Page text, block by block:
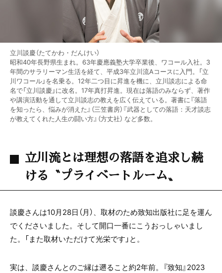
立川談慶（たてかわ・だんけい）
昭和40年長野県生まれ。63年慶應義塾大学卒業後、ワコール入社。3
年間のサラリーマン生活を経て、平成3年立川流Aコースに入門。「立
川ワコール」を名乗る。12年二つ目に昇進を機に、立川談志による命
名で「立川談慶」に改名。17年真打昇進。現在は落語のみならず、著作
や講演活動を通して立川談志の教えを広く伝えている。著書に『落語
を知ったら、悩みが消えた』（三笠書房）『武器としての落語：天才談志
が教えてくれた人生の闘い方』（方丈社） など多数。
立川流とは理想の落語を追求し続
ける〝プライベートルーム〟
談慶さんは10月28日（月）、取材のため致知出版社に足を運ん
でくださいました。そして開口一番にこうおっしゃいまし
た。「また取材いただけて光栄です」と。
実は、談慶さんとのご縁は遡ること約2年前。『致知』2023